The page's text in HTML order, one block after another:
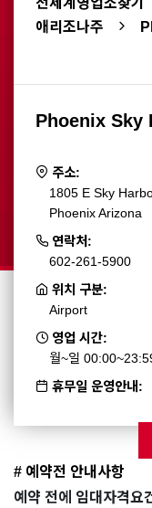
전세계영업소찾기
애리조나주
Phoenix Sky
주소:
1805 E Sky
Phoenix Arizona
연락처:
602-261-5900
위치 구분:
Airport
영업 시간:
월~일
휴무일 운영안내:
# 예약전 안내사항
예약 전에 임대자격요